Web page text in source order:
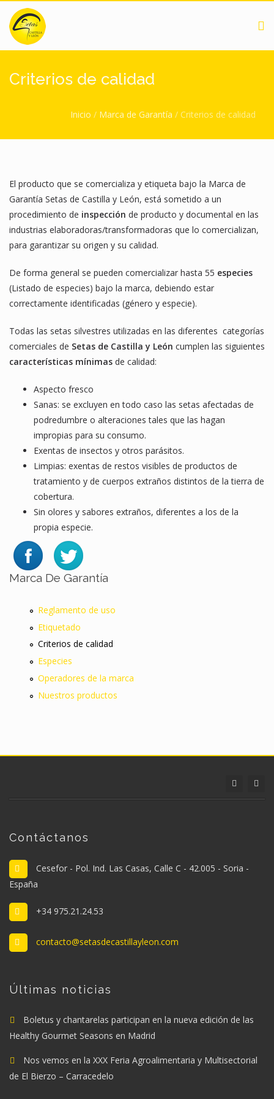
Pasar al contenido principal
Criterios de calidad
Usted está aquí
Inicio / Marca de Garantía / Criterios de calidad
El producto que se comercializa y etiqueta bajo la Marca de
Garantía Setas de Castilla y León, está sometido a un
procedimiento de inspección de producto y documental en las
industrias elaboradoras/transformadoras que lo comercializan,
para garantizar su origen y su calidad.
De forma general se pueden comercializar hasta 55 especies
(Listado de especies) bajo la marca, debiendo estar
correctamente identificadas (género y especie).
Todas las setas silvestres utilizadas en las diferentes categorías
comerciales de Setas de Castilla y León cumplen las siguientes
características mínimas de calidad:
Aspecto fresco
Sanas: se excluyen en todo caso las setas afectadas de
podredumbre o alteraciones tales que las hagan
impropias para su consumo.
Exentas de insectos y otros parásitos.
Limpias: exentas de restos visibles de productos de
tratamiento y de cuerpos extraños distintos de la tierra de
cobertura.
Sin olores y sabores extraños, diferentes a los de la
propia especie.
Marca De Garantía
Reglamento de uso
Etiquetado
Criterios de calidad
Especies
Operadores de la marca
Nuestros productos
Contáctanos
Cesefor - Pol. Ind. Las Casas, Calle C - 42.005 - Soria -
España
+34 975.21.24.53
contacto@setasdecastillayleon.com
Últimas noticias
Boletus y chantarelas participan en la nueva edición de las
Healthy Gourmet Seasons en Madrid
Nos vemos en la XXX Feria Agroalimentaria y Multisectorial
de El Bierzo – Carracedelo